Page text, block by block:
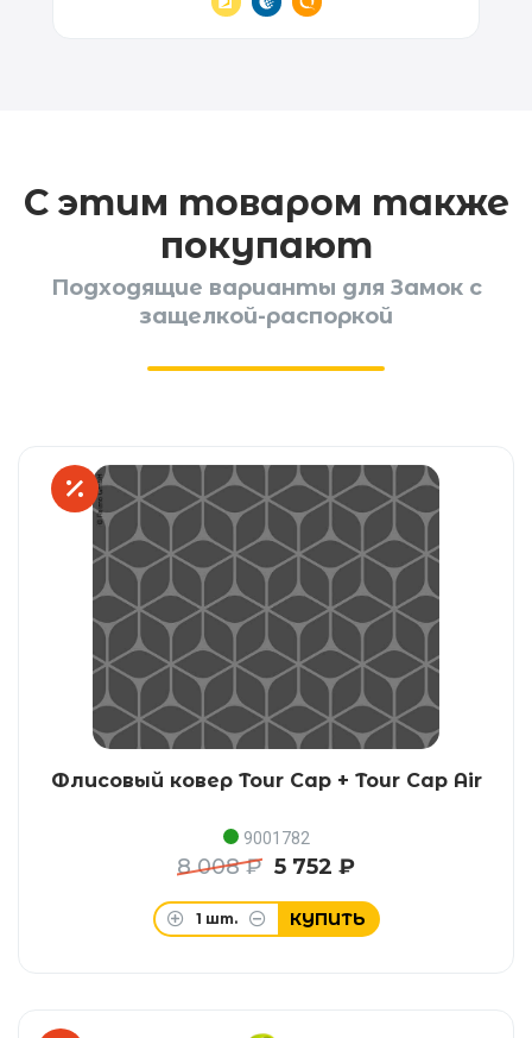
С этим товаром также
покупают
Подходящие варианты для Замок с
защелкой-распоркой
Флисовый ковер Tour Cap + Tour Cap Air
9001782
8 008 ₽ 5 752 ₽
1 шт. КУПИТЬ